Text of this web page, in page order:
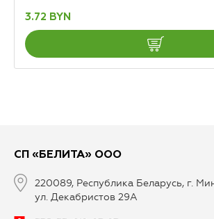
3.72 BYN
СП «БЕЛИТА» ООО
220089, Республика Беларусь, г.
ул. Декабристов 29А